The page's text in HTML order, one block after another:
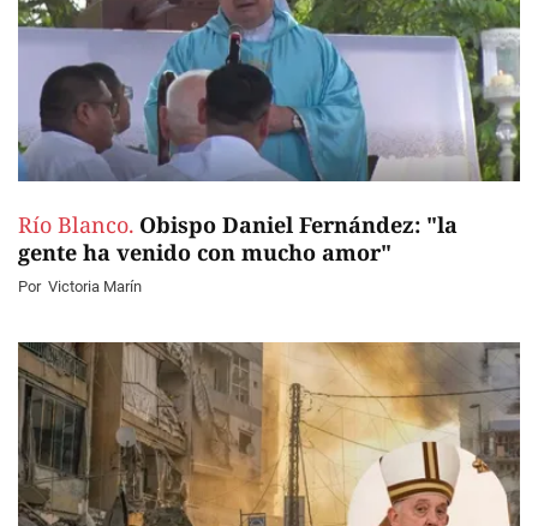
Río Blanco. Obispo Daniel Fernández: "la
gente ha venido con mucho amor"
Por Victoria Marín